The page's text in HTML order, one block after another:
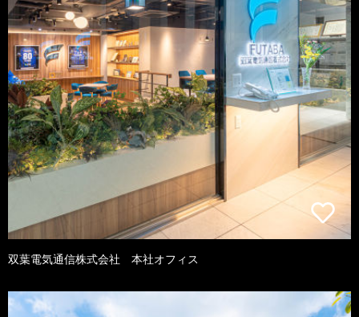
双葉電気通信株式会社 本社オフィス